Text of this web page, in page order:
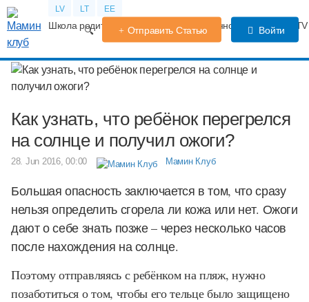
LV LT EE
Школа родителей Календарь беременности Форум
Отправить Статью Войти
Как узнать, что ребёнок перегрелся
на солнце и получил ожоги?
28. Jun 2016, 00:00 Мамин Клуб
Большая опасность заключается в том, что сразу
нельзя определить сгорела ли кожа или нет. Ожоги
дают о себе знать позже – через несколько часов
после нахождения на солнце.
Поэтому отправляясь с ребёнком на пляж, нужно
позаботиться о том, чтобы его тельце было защищено